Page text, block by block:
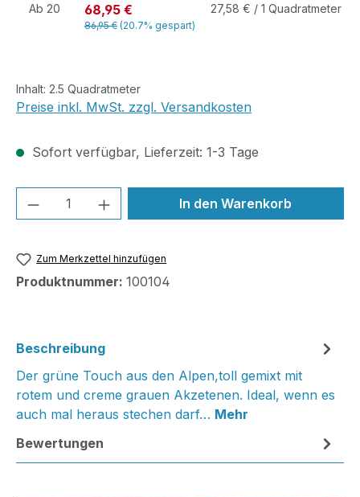
Ab 20 68,95 €
86,95 € (20.7% gespart)
27,58 € / 1 Quadratmeter
Inhalt: 2.5 Quadratmeter
Preise inkl. MwSt. zzgl. Versandkosten
Sofort verfügbar, Lieferzeit: 1-3 Tage
Produkt Anzahl: Gib denIn den Warenkorb
Zum Merkzettel hinzufügen
Produktnummer: 100104
Beschreibung
Der grüne Touch aus den Alpen,toll gemixt mit
rotem und creme grauen Akzetenen. Ideal, wenn es
auch mal heraus stechen darf… Mehr
Bewertungen